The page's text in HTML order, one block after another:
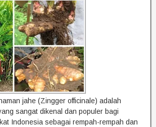
jahe (Zingger officinale) adalah
sangat dikenal dan populer bagi
Indonesia sebagai rempah-rempah dan